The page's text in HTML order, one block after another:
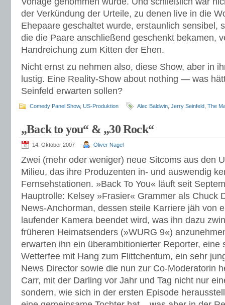
der Verkündung der Urteile, zu denen live in die
Ehepaare geschaltet wurde, erstaunlich sensibel,
die die Paare anschließend geschenkt bekamen,
Handreichung zum Kitten der Ehen.
Nicht ernst zu nehmen also, diese Show, aber in
lustig. Eine Reality-Show about nothing — was
Seinfeld erwarten sollen?
Comedy Panel Show, US-Produktion Alec Baldwin Jerry Seinfeld The
„Back to you“ & „30 Rock“
14. Oktober 2007 Oliver Nagel
Zwei (mehr oder weniger) neue Sitcoms aus den
Milieu, das ihre Produzenten in- und auswendig
Fernsehstationen. »Back To You« läuft seit
Hauptrolle: Kelsey »Frasier« Grammer als Chuck
News-Anchorman, dessen steile Karriere jäh von
laufender Kamera beendet wird, was ihn dazu
früheren Heimatsenders (»WURG 9«)
erwarten ihn ein überambitionierter Reporter, eine
Wetterfee mit Hang zum Flittchentum, ein sehr
News Director sowie die nun zur Co-Moderatorin
Carr, mit der Darling vor Jahr und Tag nicht nur
sondern, wie sich in der ersten Episode